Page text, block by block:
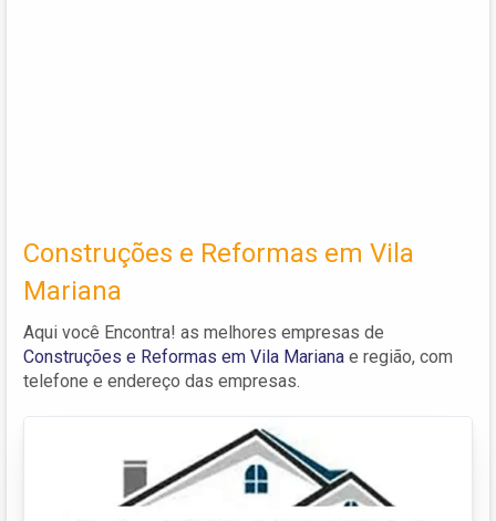
Construções e Reformas em Vila
Mariana
Aqui você Encontra! as melhores empresas de
Construções e Reformas em Vila Mariana e região, com
telefone e endereço das empresas.